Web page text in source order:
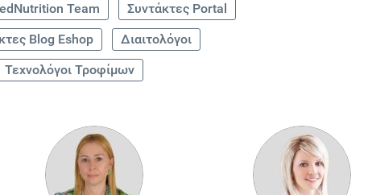
Team
Συντάκτες Portal
Blog Eshop
Διαιτολόγοι
Τεχνολόγοι Τροφίμων